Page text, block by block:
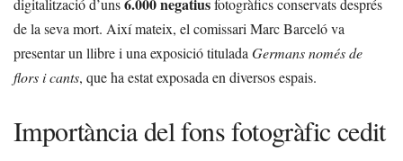
digitalització d’uns
fotogràfics conservats després
de la seva mort. Així mateix, el comissari Marc Barceló va
presentar un llibre i una exposició titulada Germans només de
flors i cants, que ha estat exposada en diversos espais.
Importància del fons fotogràfic cedit